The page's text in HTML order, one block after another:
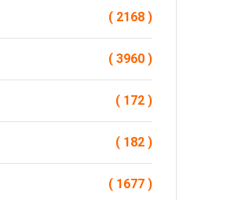
( 2168 )
( 3960 )
( 172 )
( 182 )
( 1677 )